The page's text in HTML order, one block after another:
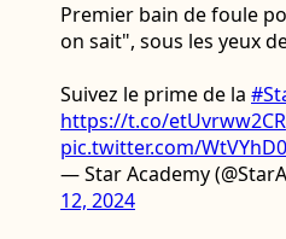
Premier bain de foule
on sait", sous les yeux
Suivez le prime de la
https://t.co/etUvrww2CR
pic.twitter.com/
— Star Academy
12, 2024